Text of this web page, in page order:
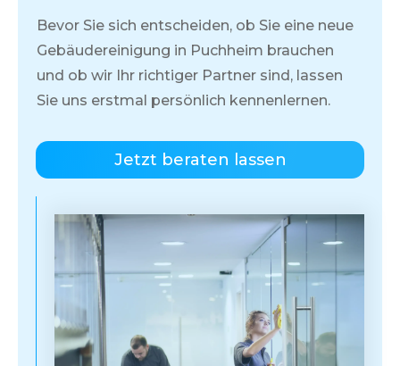
Bevor Sie sich entscheiden, ob Sie eine neue
Gebäudereinigung in Puchheim brauchen
und ob wir Ihr richtiger Partner sind, lassen
Sie uns erstmal persönlich kennenlernen.
Jetzt beraten lassen